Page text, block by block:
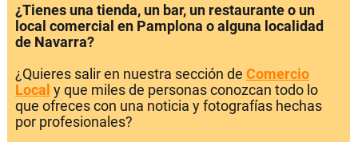
¿Tienes una tienda, un bar, un restaurante o un
local comercial en Pamplona o alguna localidad
de Navarra?
¿Quieres salir en nuestra sección de Comercio
Local y que miles de personas conozcan todo lo
que ofreces con una noticia y fotografías hechas
por profesionales?